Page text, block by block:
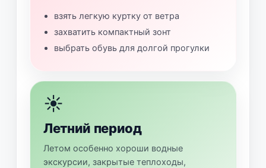
взять легкую куртку от ветра
захватить компактный зонт
выбрать обувь для долгой прогулки
☀️
Летний период
Летом особенно хороши водные
экскурсии, закрытые теплоходы,